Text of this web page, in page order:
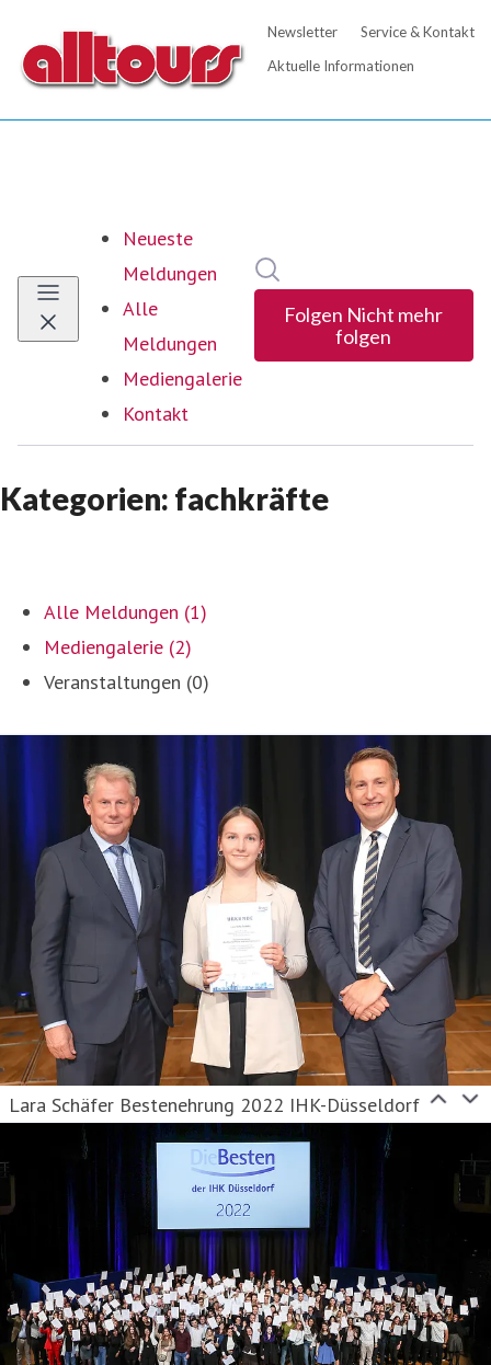
Neueste
Meldungen
Alle
Meldungen
Mediengalerie
Kontakt
Folgen Nicht mehr
folgen
Kategorien: fachkräfte
Alle Meldungen (1)
Mediengalerie (2)
Veranstaltungen (0)
Lara Schäfer Bestenehrung 2022 IHK-Düsseldorf